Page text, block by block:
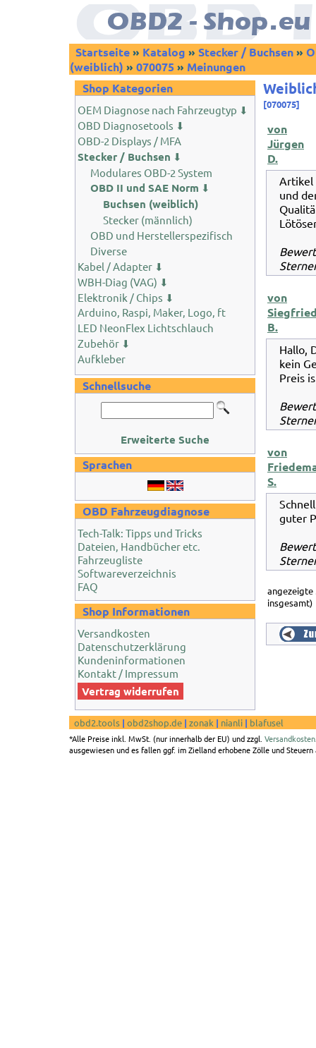
Startseite» Katalog » Stecker / Buchsen»
(weiblich) » 070075 » Meinungen
Shop Kategorien
OEM Diagnose nach Fahrzeugtyp ⬇
OBD Diagnosetools ⬇
OBD-2 Displays / MFA
Stecker / Buchsen ⬇
Modulares OBD-2 System
OBD II und SAE Norm ⬇
Buchsen (weiblich)
Stecker (männlich)
OBD und Herstellerspezifisch
Diverse
Kabel / Adapter ⬇
WBH-Diag (VAG) ⬇
Elektronik / Chips ⬇
Arduino, Raspi, Maker, Logo, ft
LED NeonFlex Lichtschlauch
Zubehör ⬇
Aufkleber
Schnellsuche
Erweiterte Suche
Sprachen
OBD Fahrzeugdiagnose
Tech-Talk: Tipps und Tricks
Dateien, Handbücher etc.
Fahrzeugliste
Softwareverzeichnis
FAQ
Shop Informationen
Versandkosten
Datenschutzerklärung
Kundeninformationen
Kontakt / Impressum
Vertrag widerrufen
[070075]
von
Jürgen
D.
Artikel
und
von
B.
Hallo,
kein
Preis
von
S.
guter
angezeigte
insgesamt)
obd2.tools | obd2shop.de | zonak | nianli | blafusel
*Alle Preise inkl. MwSt. (nur innerhalb der EU) und zzgl. Versandkosten
ausgewiesen und es fallen ggf. im Zielland erhobene Zölle und